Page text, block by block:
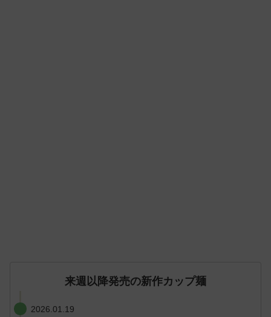
来週以降発売の新作カップ麺
2026.01.19